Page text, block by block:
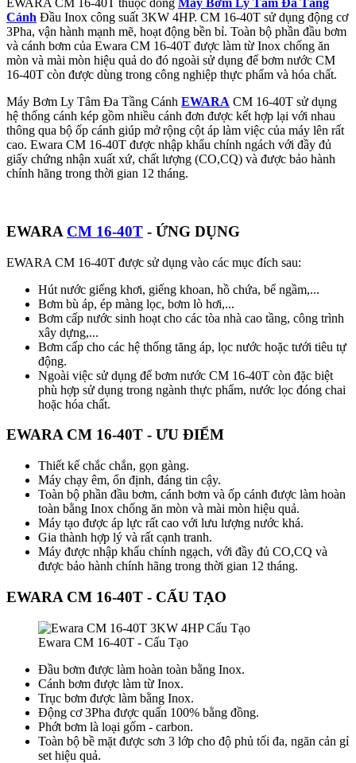
EWARA CM 16-40T thuộc dòng Máy Bơm Ly Tâm Đa Tầng
Cánh Đầu Inox công suất 3KW 4HP. CM 16-40T sử dụng động cơ
3Pha, vận hành mạnh mẽ, hoạt động bền bỉ. Toàn bộ phần đầu bơm
và cánh bơm của Ewara CM 16-40T được làm từ Inox chống ăn
mòn và mài mòn hiệu quả do đó ngoài sử dụng để bơm nước CM
16-40T còn được dùng trong công nghiệp thực phẩm và hóa chất.
Máy Bơm Ly Tâm Đa Tầng Cánh EWARA CM 16-40T sử dụng
hệ thống cánh kép gồm nhiều cánh đơn được kết hợp lại với nhau
thông qua bộ ốp cánh giúp mở rộng cột áp làm việc của máy lên rất
cao. Ewara CM 16-40T được nhập khẩu chính ngách với đầy đủ
giấy chứng nhận xuất xứ, chất lượng (CO,CQ) và được bảo hành
chính hãng trong thời gian 12 tháng.
EWARA CM 16-40T - ỨNG DỤNG
EWARA CM 16-40T được sử dụng vào các mục đích sau:
Hút nước giếng khơi, giếng khoan, hồ chứa, bể ngầm,...
Bơm bù áp, ép màng lọc, bơm lò hơi,...
Bơm cấp nước sinh hoạt cho các tòa nhà cao tầng, công trình
xây dựng,...
Bơm cấp cho các hệ thống tăng áp, lọc nước hoặc tưới tiêu tự
động.
Ngoài việc sử dụng để bơm nước CM 16-40T còn đặc biệt
phù hợp sử dụng trong ngành thực phẩm, nước lọc đóng chai
hoặc hóa chất.
EWARA CM 16-40T - ƯU ĐIỂM
Thiết kế chắc chắn, gọn gàng.
Máy chạy êm, ổn định, đáng tin cậy.
Toàn bộ phần đầu bơm, cánh bơm và ốp cánh được làm hoàn
toàn bằng Inox chống ăn mòn và mài mòn hiệu quả.
Máy tạo được áp lực rất cao với lưu lượng nước khá.
Gia thành hợp lý và rất cạnh tranh.
Máy được nhập khẩu chính ngạch, với đầy đủ CO,CQ và
được bảo hành chính hãng trong thời gian 12 tháng.
EWARA CM 16-40T - CẤU TẠO
Ewara CM 16-40T - Cấu Tạo
Đầu bơm được làm hoàn toàn bằng Inox.
Cánh bơm được làm từ Inox.
Trục bơm được làm bằng Inox.
Động cơ 3Pha được quấn 100% bằng đồng.
Phớt bơm là loại gốm - carbon.
Toàn bộ bề mặt được sơn 3 lớp cho độ phủ tối đa, ngăn cản gỉ
set hiệu quả.